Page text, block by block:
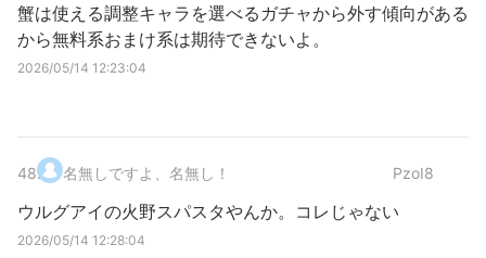
蟹は使える調整キャラを選べるガチャから外す傾向がある
から無料系おまけ系は期待できないよ。
2026/05/14 12:23:04
48. 名無しですよ、名無し！ PzoI8
ウルグアイの火野スパスタやんか。コレじゃない
2026/05/14 12:28:04